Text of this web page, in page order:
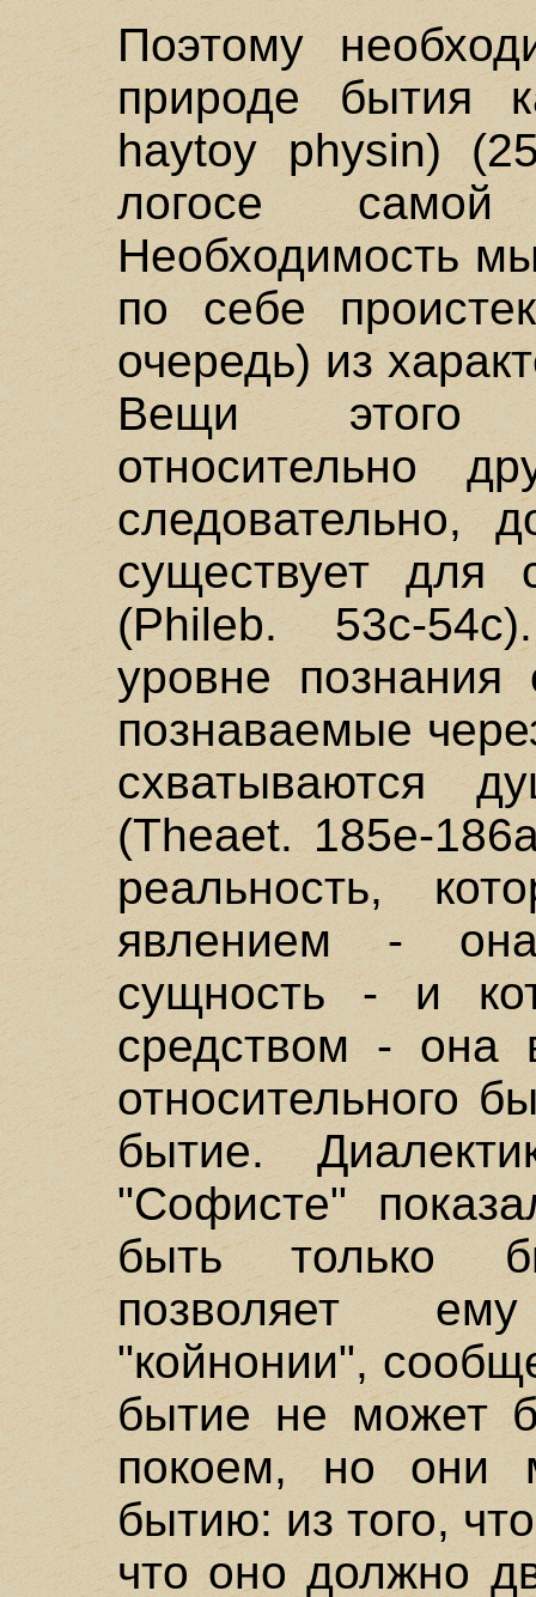
Поэтому
природе бытия
haytoy physin)
логосе
Необходимость
по себе
очередь) из
Вещи этого
относительно
следовательно,
существует
(Phileb. 53с-
уровне
познаваемые
схватываются
(Theaet. 185e-
реальность,
явлением -
сущность - и
средством - она
относительного
бытие.
"Софисте"
быть только
позволяет
"койнонии",
бытие не может
покоем, но они
бытию: из того,
что оно должно